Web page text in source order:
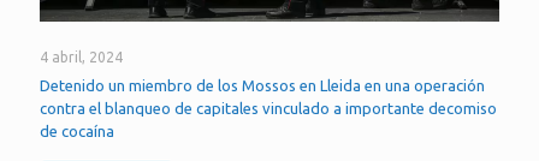
4 abril, 2024
Detenido un miembro de los Mossos en Lleida en una operación
contra el blanqueo de capitales vinculado a importante decomiso
de cocaína